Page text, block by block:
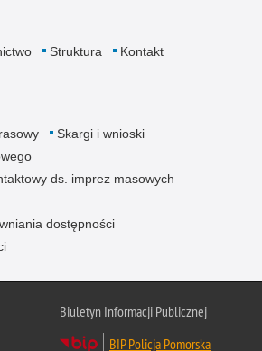
Struktura Kontakt
Skargi i wnioski
ds. imprez masowych
dostępności
Biuletyn Informacji Publicznej
BIP Policja Pomorska